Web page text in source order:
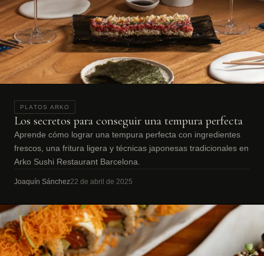
PLATOS ARKO
Los secretos para conseguir una tempura perfecta
Aprende cómo lograr una tempura perfecta con ingredientes
frescos, una fritura ligera y técnicas japonesas tradicionales en
Arko Sushi Restaurant Barcelona.
Joaquín Sánchez22 de abril de 2025